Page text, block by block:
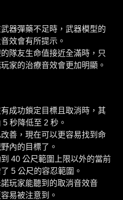
器彈藥不足時，武器模型的
效會有所提示。
隊友生命值接近全滿時，只
家的治療音效會更加明顯。
成功鎖定目標且取消時，其
秒降低至 2 秒。
善，現在可以更容易找到命
內的目標了。
40 公尺範圍上限以外的當前
5 公尺的容忍範圍。
玩家能聽到的取消音效音
易被注意到。